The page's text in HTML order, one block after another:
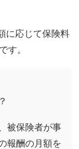
に応じて保険料
す。
被保険者が事
報酬の月額を